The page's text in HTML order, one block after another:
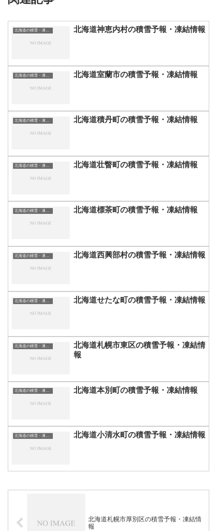
北海道の積雪・凍結情報 北海道神恵内村の積雪予報・凍結情報
北海道の積雪・凍結情報 北海道室蘭市の積雪予報・凍結情報
北海道の積雪・凍結情報 北海道積丹町の積雪予報・凍結情報
北海道の積雪・凍結情報 北海道壮瞥町の積雪予報・凍結情報
北海道の積雪・凍結情報 北海道標茶町の積雪予報・凍結情報
北海道西興部村の積雪予報・凍結情報
北海道せたな町の積雪予報・凍結情報
北海道札幌市東区の積雪予報・凍結情
報
北海道の積雪・凍結情報 北海道本別町の積雪予報・凍結情報
北海道の積雪・凍結情報 北海道小清水町の積雪予報・凍結情報
北海道札幌市厚別区の積雪予報・凍結情
報